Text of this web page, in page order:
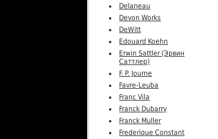
Delaneau
Devon Works
DeWitt
Edouard Koehn
Erwin Sattler (Эрвин
Саттлер)
F. P. Journe
Favre-Leuba
Franc Vila
Franck Dubarry
Franck Muller
Frederique Constant